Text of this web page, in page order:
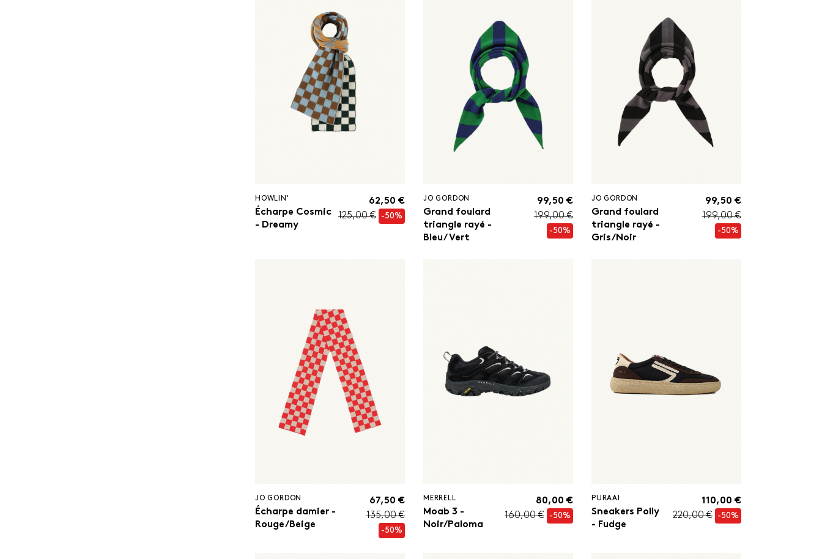
HOWLIN'
Écharpe Cosmic
- Dreamy
62,50 €
125,00 €
-50%
JO GORDON
Grand foulard
triangle rayé -
Bleu/Vert
99,50 €
199,00 €
-50%
JO GORDON
Grand foulard
triangle rayé -
Gris/Noir
99,50 €
199,00 €
-50%
JO GORDON
Écharpe damier -
Rouge/Beige
67,50 €
135,00 €
-50%
MERRELL
Moab 3 -
Noir/Paloma
80,00 €
160,00 €
-50%
PURAAI
Sneakers Polly
- Fudge
110,00 €
220,00 €
-50%